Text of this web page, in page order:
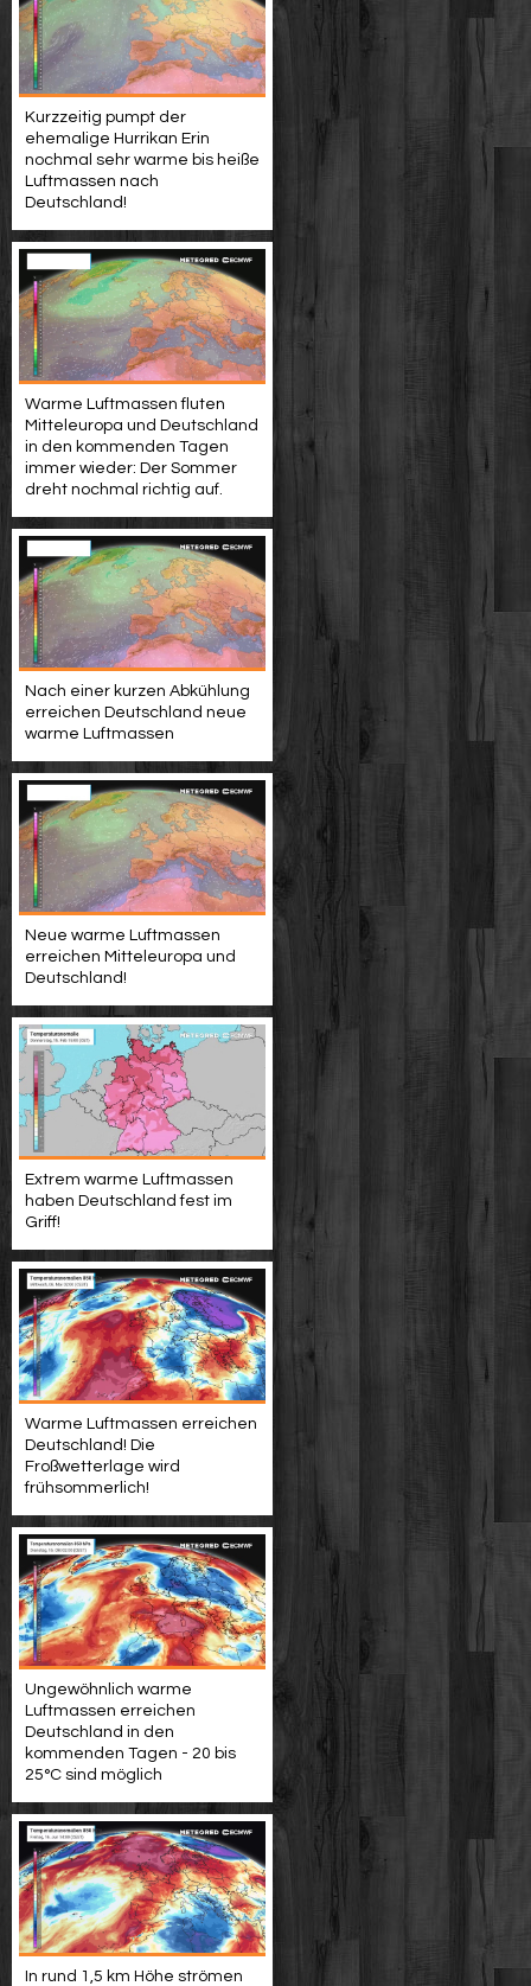
Kurzzeitig pumpt der
ehemalige Hurrikan Erin
nochmal sehr warme bis heiße
Luftmassen nach
Deutschland!
Warme Luftmassen fluten
Mitteleuropa und Deutschland
in den kommenden Tagen
immer wieder: Der Sommer
dreht nochmal richtig auf.
Nach einer kurzen Abkühlung
erreichen Deutschland neue
warme Luftmassen
Neue warme Luftmassen
erreichen Mitteleuropa und
Deutschland!
Extrem warme Luftmassen
haben Deutschland fest im
Griff!
Warme Luftmassen erreichen
Deutschland! Die
Froßwetterlage wird
frühsommerlich!
Ungewöhnlich warme
Luftmassen erreichen
Deutschland in den
kommenden Tagen - 20 bis
25°C sind möglich
In rund 1,5 km Höhe strömen